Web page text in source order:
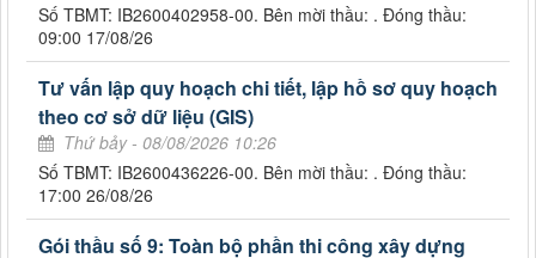
Số TBMT: IB2600402958-00. Bên mời thầu: . Đóng thầu:
09:00 17/08/26
Tư vấn lập quy hoạch chi tiết, lập hồ sơ quy hoạch
theo cơ sở dữ liệu (GIS)
Thứ bảy - 08/08/2026 10:26
Số TBMT: IB2600436226-00. Bên mời thầu: . Đóng thầu:
17:00 26/08/26
Gói thầu số 9: Toàn bộ phần thi công xây dựng